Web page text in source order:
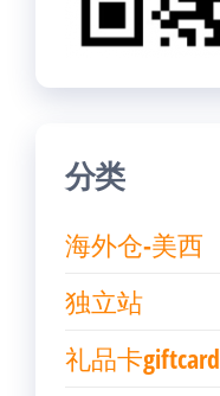
分类
海外仓-美西
独立站
礼品卡giftcard